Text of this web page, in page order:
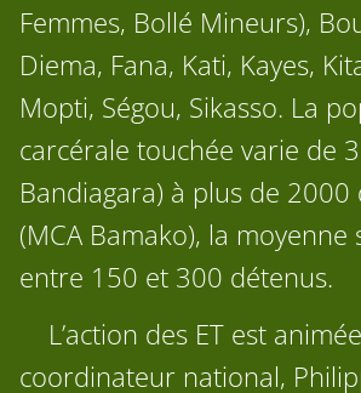
Femmes, Bollé Mineurs),
Diema, Fana, Kati, Kayes,
Mopti, Ségou, Sikasso. La
carcérale touchée varie de
Bandiagara) à plus de 2000
(MCA Bamako), la moyenne
entre 150 et 300 détenus.
L’action des ET est animée par un
coordinateur national,